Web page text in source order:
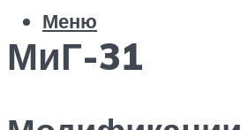
Меню
МиГ-31